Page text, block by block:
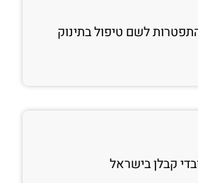
לשם טיפול בתינוק
קבלן בישראל